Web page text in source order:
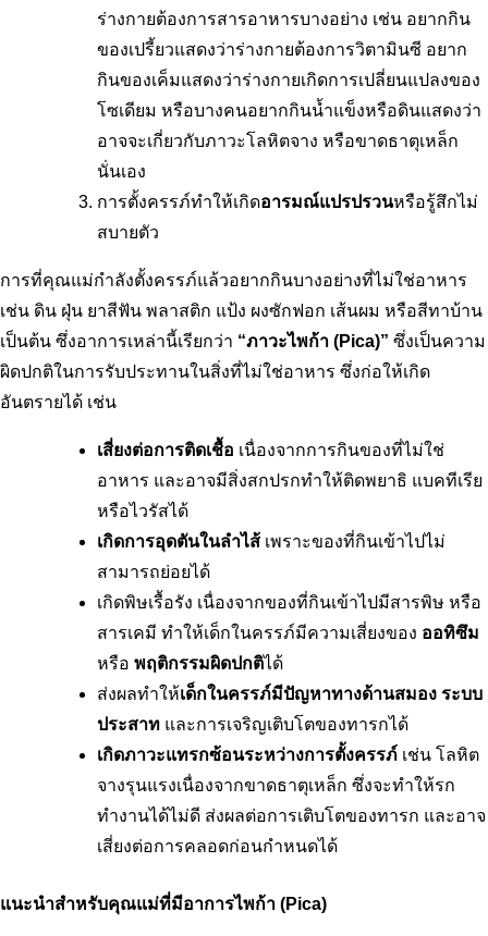
ร่างกายต้องการสารอาหารบางอย่าง เช่น อยากกิน
ของเปรี้ยวแสดงว่าร่างกายต้องการวิตามินซี อยาก
กินของเค็มแสดงว่าร่างกายเกิดการเปลี่ยนแปลงของ
โซเดียม หรือบางคนอยากกินน้ำแข็งหรือดินแสดงว่า
อาจจะเกี่ยวกับภาวะโลหิตจาง หรือขาดธาตุเหล็ก
นั่นเอง
การตั้งครรภ์ทำให้เกิดอารมณ์แปรปรวนหรือรู้สึกไม่
สบายตัว
การที่คุณแม่กำลังตั้งครรภ์แล้วอยากกินบางอย่างที่ไม่ใช่อาหาร
เช่น ดิน ฝุ่น ยาสีฟัน พลาสติก แป้ง ผงซักฟอก เส้นผม หรือสีทาบ้าน
เป็นต้น ซึ่งอาการเหล่านี้เรียกว่า “ภาวะไพก้า (Pica)” ซึ่งเป็นความ
ผิดปกติในการรับประทานในสิ่งที่ไม่ใช่อาหาร ซึ่งก่อให้เกิด
อันตรายได้ เช่น
เสี่ยงต่อการติดเชื้อ เนื่องจากการกินของที่ไม่ใช่
อาหาร และอาจมีสิ่งสกปรกทำให้ติดพยาธิ แบคทีเรีย
หรือไวรัสได้
เกิดการอุดตันในลำไส้ เพราะของที่กินเข้าไปไม่
สามารถย่อยได้
เกิดพิษเรื้อรัง เนื่องจากของที่กินเข้าไปมีสารพิษ หรือ
สารเคมี ทำให้เด็กในครรภ์มีความเสี่ยงของ ออทิซึม
หรือ พฤติกรรมผิดปกติได้
ส่งผลทำให้เด็กในครรภ์มีปัญหาทางด้านสมอง ระบบ
ประสาท และการเจริญเติบโตของทารกได้
เกิดภาวะแทรกซ้อนระหว่างการตั้งครรภ์ เช่น โลหิต
จางรุนแรงเนื่องจากขาดธาตุเหล็ก ซึ่งจะทำให้รก
ทำงานได้ไม่ดี ส่งผลต่อการเติบโตของทารก และอาจ
เสี่ยงต่อการคลอดก่อนกำหนดได้
แนะนำสำหรับคุณแม่ที่มีอาการไพก้า (Pica)